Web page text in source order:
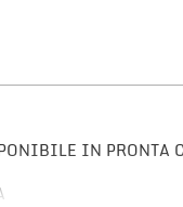
IN PRONTA
utente